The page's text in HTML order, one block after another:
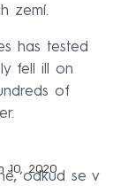
zemí.
has tested
fell ill on
of
10, 2020
odkud se v